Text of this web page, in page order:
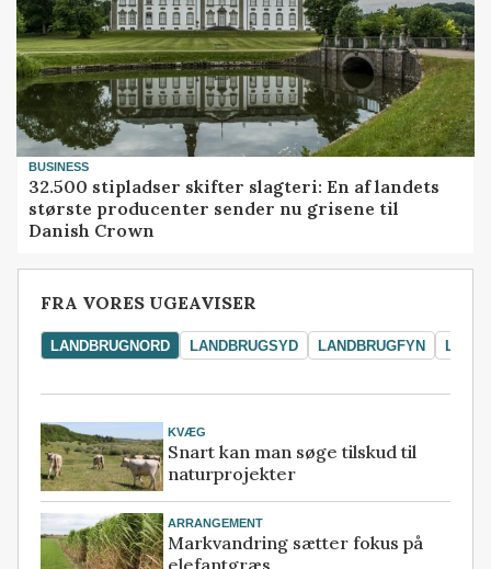
BUSINESS
32.500 stipladser skifter slagteri: En af landets
største producenter sender nu grisene til
Danish Crown
FRA VORES UGEAVISER
LANDBRUGNORD LANDBRUGSYD LANDBRUGFYN
KVÆG
Snart kan man søge tilskud til
naturprojekter
ARRANGEMENT
Markvandring sætter fokus på